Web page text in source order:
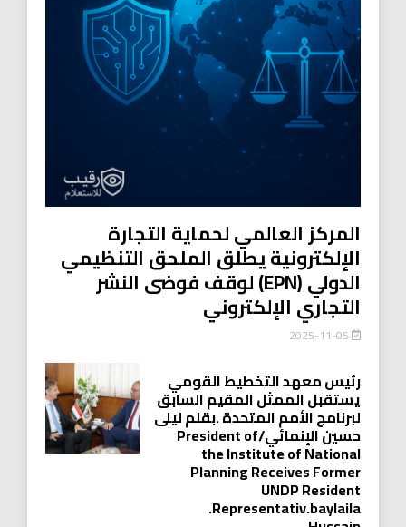
المركز العالمي لحماية التجارة
الإلكترونية يطلق الملحق التنظيمي
الدولي (EPN) لوقف فوضى النشر
التجاري الإلكتروني
رئيس معهد التخطيط القومي
يستقبل الممثل المقيم السابق
لبرنامج الأمم المتحدة .بقلم ليلى
حسين الإنمائي/President of
the Institute of National
Planning Receives Former
UNDP Resident
.Representativ.baylaila